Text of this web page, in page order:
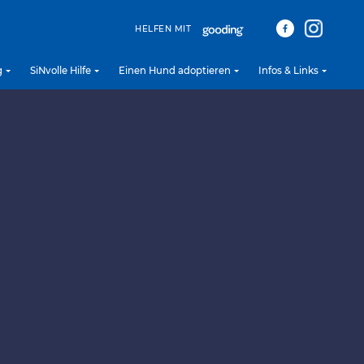
HELFEN MIT
SiNvolle Hilfe Einen Hund adoptieren Infos & Links